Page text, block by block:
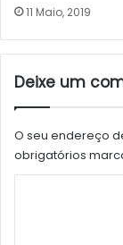
11 Maio, 2019
Deixe um
O seu endereço
obrigatórios